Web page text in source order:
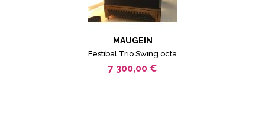
MAUGEIN
Festibal Trio Swing octa
7 300,00 €